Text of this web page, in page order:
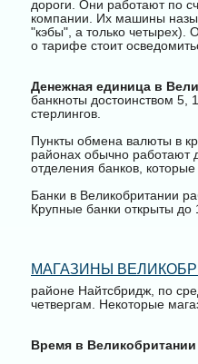
дороги. Они работают по
компании. Их машины
"кэбы", а только четырех).
о тарифе стоит
Денежная единица в
банкноты достоинством 5,
стерлингов.
Пункты обмена валюты в
районах обычно работают
отделения банков,
Банки в Великобритании
Крупные банки открыты до
МАГАЗИНЫ
районе Найтсбридж, по
четвергам. Некоторые
Время в Великобритании